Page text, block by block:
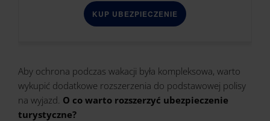
KUP UBEZPIECZENIE
Aby ochrona podczas wakacji była kompleksowa, warto
wykupić dodatkowe rozszerzenia do podstawowej polisy
na wyjazd. O co warto rozszerzyć ubezpieczenie
turystyczne?